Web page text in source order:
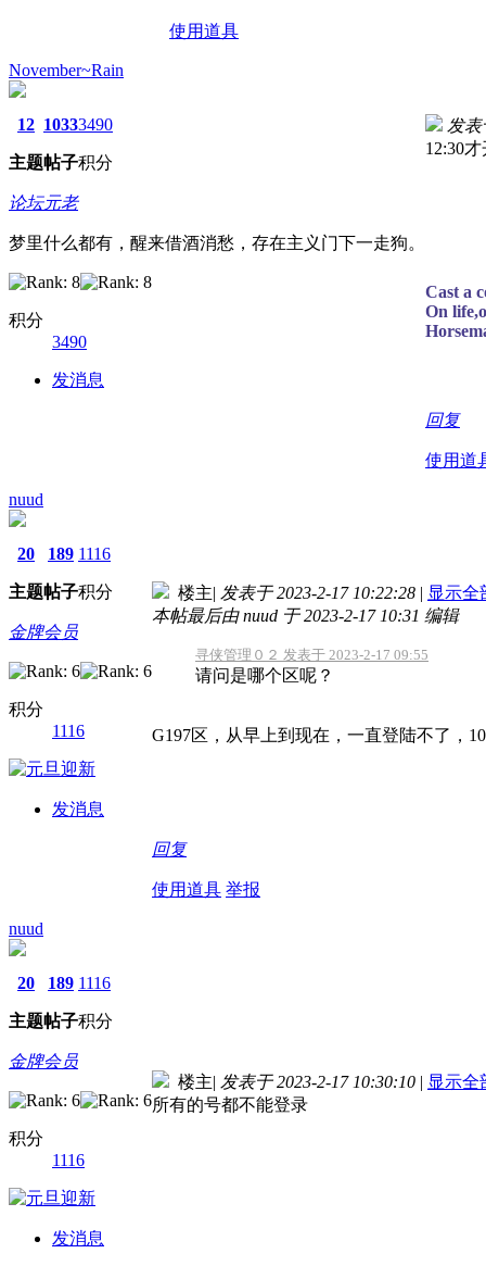
使用道具
November~Rain
12
主题
1033
帖子
3490
积分
论坛元老
梦里什么都有，醒来借酒消愁，存在主义门下一走狗。
积分
3490
发消息
发表
12:30
Cast a
On
回复
使用道
nuud
20
主题
189
帖子
1116
积分
金牌会员
积分
1116
发消息
楼主| 发表于 2023-2-17 10:22:28 | 显示全
本帖最后由 nuud 于 2023-2-17 10:31 编辑
寻侠管理０２ 发表于 2023-2-17 09:55
请问是哪个区呢？
G197区，从早上到现在，一直登陆不了，
回复
使用道具 举报
nuud
20
主题
189
帖子
1116
积分
金牌会员
积分
1116
发消息
楼主| 发表于 2023-2-17 10:30:10 | 显示全
所有的号都不能登录